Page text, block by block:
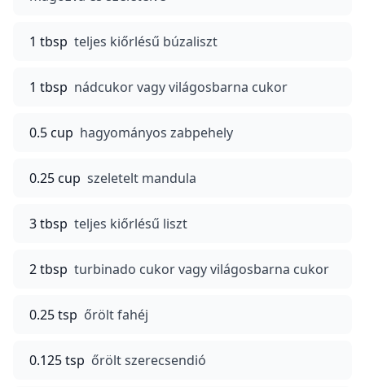
1 tbsp teljes kiőrlésű búzaliszt
1 tbsp nádcukor vagy világosbarna cukor
0.5 cup hagyományos zabpehely
0.25 cup szeletelt mandula
3 tbsp teljes kiőrlésű liszt
2 tbsp turbinado cukor vagy világosbarna cukor
0.25 tsp őrölt fahéj
0.125 tsp őrölt szerecsendió